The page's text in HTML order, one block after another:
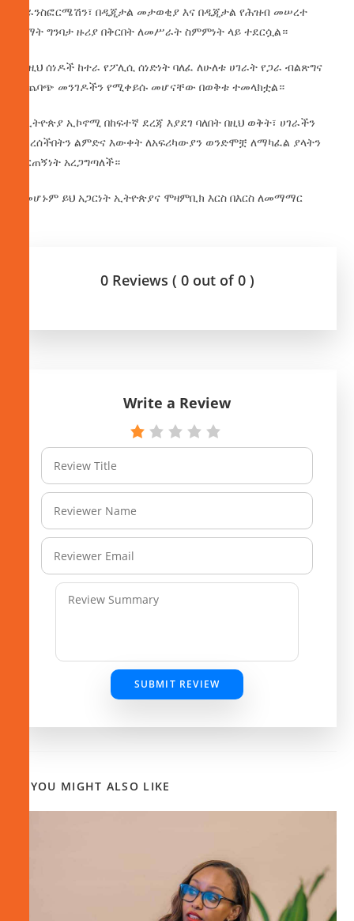
ትራንስፎርሜሽን፣ በዲጂታል መታወቂያ እና በዲጂታል የሕዝብ መሠረተ
ልማት ግንባታ ዙሪያ በቅርበት ለመሥራት ስምምነት ላይ ተደርሷል።
እነዚህ ሰነዶች ከተራ የፖሊሲ ሰነድነት ባለፈ ለሁለቱ ሀገራት የጋራ ብልጽግና
ተጨባጭ መንገዶችን የሚቀይሱ መሆናቸው በወቅቱ ተመላክቷል።
የኢትዮጵያ ኢኮኖሚ በከፍተኛ ደረጃ እያደገ ባለበት በዚህ ወቅት፣ ሀገራችን
የደረሰችበትን ልምድና እውቀት ለአፍሪካውያን ወንድሞቿ ለማካፈል ያላትን
ቁርጠኝነት አረጋግጣለች።
በመሆኑም ይህ አጋርነት ኢትዮጵያና ሞዛምቢክ እርስ በእርስ ለመማማር
0 Reviews ( 0 out of 0 )
Write a Review
SUBMIT REVIEW
YOU MIGHT ALSO LIKE